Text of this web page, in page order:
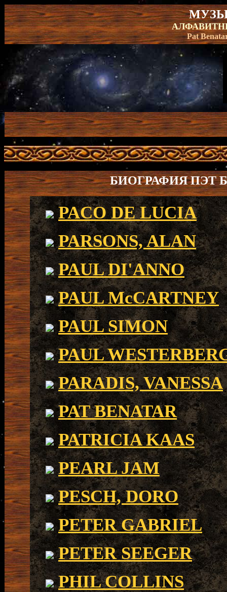
Pat
БИОГРАФИЯ ПЭТ
PACO DE LUCIA
PARSONS, ALAN
PAUL DI'ANNO
PAUL McCARTNEY
PAUL SIMON
PAUL
PARADIS, VANESSA
PAT BENATAR
PATRICIA KAAS
PEARL JAM
PESCH, DORO
PETER GABRIEL
PETER SEEGER
PHIL COLLINS